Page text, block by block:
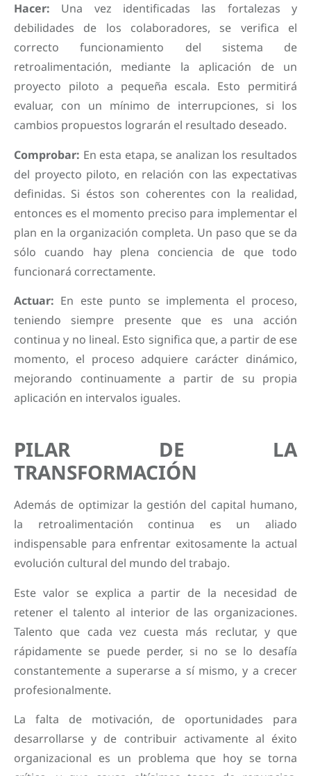
Hacer: Una vez identificadas las fortalezas y
debilidades de los colaboradores, se verifica el
correcto funcionamiento del sistema de
retroalimentación, mediante la aplicación de un
proyecto piloto a pequeña escala. Esto permitirá
evaluar, con un mínimo de interrupciones, si los
cambios propuestos lograrán el resultado deseado.
Comprobar: En esta etapa, se analizan los resultados
del proyecto piloto, en relación con las expectativas
definidas. Si éstos son coherentes con la realidad,
entonces es el momento preciso para implementar el
plan en la organización completa. Un paso que se da
sólo cuando hay plena conciencia de que todo
funcionará correctamente.
Actuar: En este punto se implementa el proceso,
teniendo siempre presente que es una acción
continua y no lineal. Esto significa que, a partir de ese
momento, el proceso adquiere carácter dinámico,
mejorando continuamente a partir de su propia
aplicación en intervalos iguales.
PILAR DE LA
TRANSFORMACIÓN
Además de optimizar la gestión del capital humano,
la retroalimentación continua es un aliado
indispensable para enfrentar exitosamente la actual
evolución cultural del mundo del trabajo.
Este valor se explica a partir de la necesidad de
retener el talento al interior de las organizaciones.
Talento que cada vez cuesta más reclutar, y que
rápidamente se puede perder, si no se lo desafía
constantemente a superarse a sí mismo, y a crecer
profesionalmente.
La falta de motivación, de oportunidades para
desarrollarse y de contribuir activamente al éxito
organizacional es un problema que hoy se torna